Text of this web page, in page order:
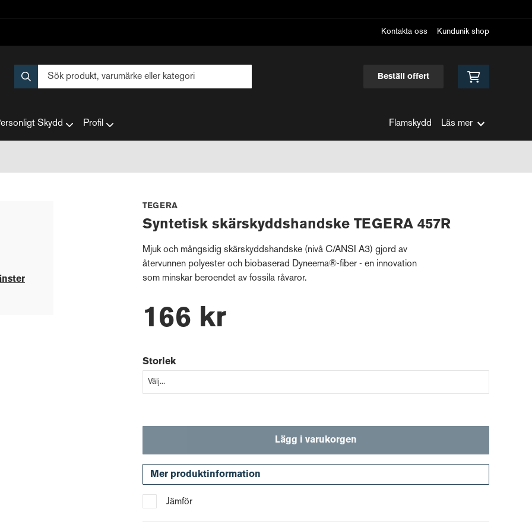
Kontakta oss Kundunik shop
Beställ offert
Skydd Profil Flamskydd Läs mer
TEGERA
Syntetisk skärskyddshandske TEGERA 457R
Mjuk och mångsidig skärskyddshandske (nivå C/ANSI A3) gjord av
återvunnen polyester och biobaserad Dyneema®-fiber - en innovation
som minskar beroendet av fossila råvaror.
166 kr
Storlek
Lägg i varukorgen
Mer produktinformation
Jämför